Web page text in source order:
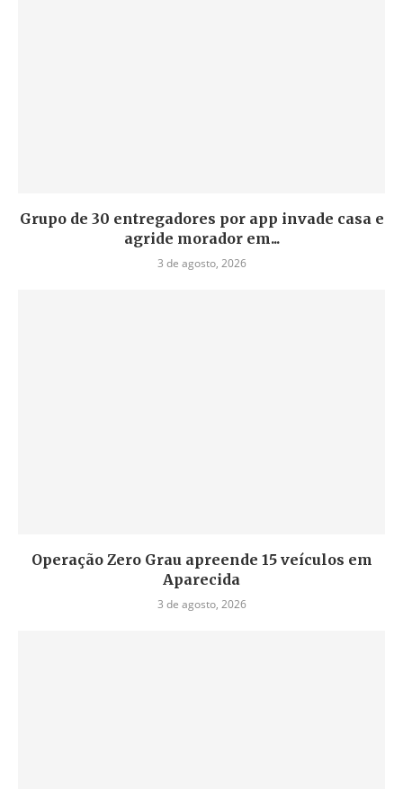
Grupo de 30 entregadores por app invade casa e
agride morador em...
3 de agosto, 2026
Operação Zero Grau apreende 15 veículos em
Aparecida
3 de agosto, 2026